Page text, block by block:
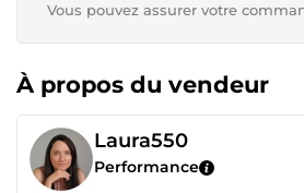
Vous pouvez assurer votre
À propos du vendeur
Laura550
Performance